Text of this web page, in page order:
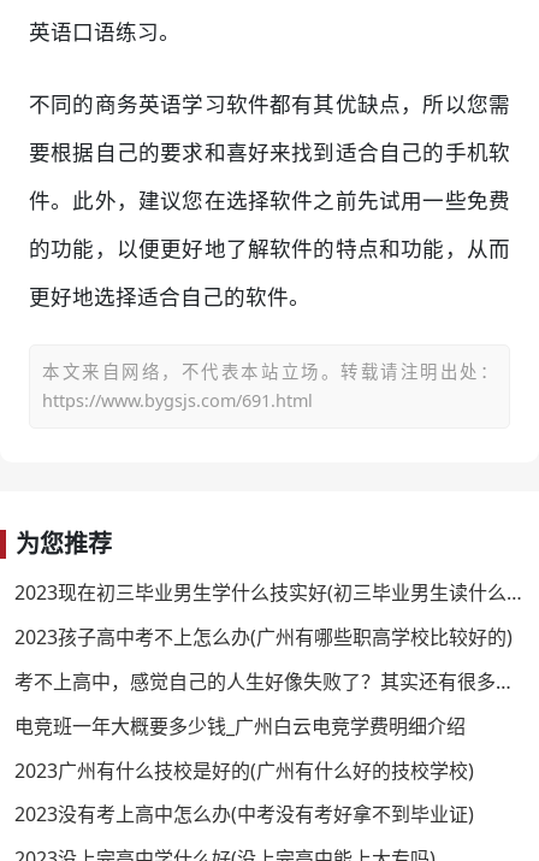
英语口语练习。
不同的商务英语学习软件都有其优缺点，所以您需
要根据自己的要求和喜好来找到适合自己的手机软
件。此外，建议您在选择软件之前先试用一些免费
的功能，以便更好地了解软件的特点和功能，从而
更好地选择适合自己的软件。
本文来自网络，不代表本站立场。转载请注明出处：
https://www.bygsjs.com/691.html
为您推荐
2023现在初三毕业男生学什么技实好(初三毕业男生读什么技校好)
2023孩子高中考不上怎么办(广州有哪些职高学校比较好的)
考不上高中，感觉自己的人生好像失败了？其实还有很多路可以走！
电竞班一年大概要多少钱_广州白云电竞学费明细介绍
2023广州有什么技校是好的(广州有什么好的技校学校)
2023没有考上高中怎么办(中考没有考好拿不到毕业证)